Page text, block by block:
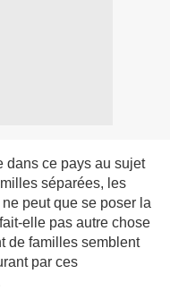
dans ce pays au sujet
séparées, les
peut que se poser la
elle pas autre chose
de familles semblent
par ces